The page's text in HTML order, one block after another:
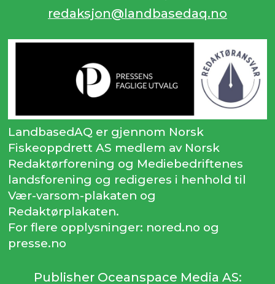
redaksjon@landbasedaq.no
LandbasedAQ er gjennom Norsk
Fiskeoppdrett AS medlem av Norsk
Redaktørforening og Mediebedriftenes
landsforening og redigeres i henhold til
Vær-varsom-plakaten og
Redaktørplakaten.
For flere opplysninger: nored.no og
presse.no
Publisher Oceanspace Media AS: